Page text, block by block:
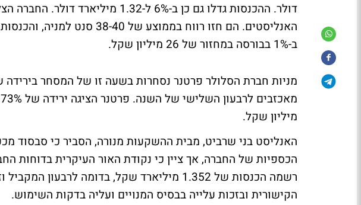
דולר. ההכנסות גדלו גם כן ב-6% ל-1.32
ב-1% בבורסה במחזור של 26 מיליון שקל.
מיליון שקל.
הכספיות של החברה, אך ציין כי נקודת האור העיקרית בדוחות
רשמה הכנסות של 1.352 מיליארד שקל, בדומה
הקישורית ובזכות עלייה בבסיס המנויים ועליה בדקות השימוש.